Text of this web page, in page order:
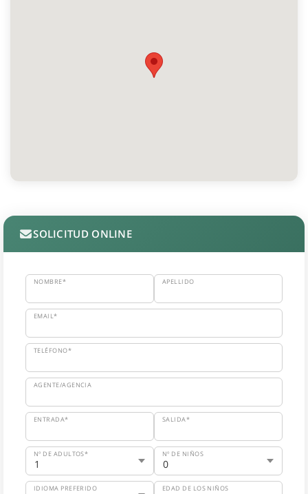
SOLICITUD ONLINE
NOMBRE* APELLIDO
EMAIL*
TELÉFONO*
AGENTE/AGENCIA
ENTRADA* SALIDA*
Nº DE ADULTOS* Nº DE NIÑOS
IDIOMA PREFERIDO EDAD DE LOS NIÑOS